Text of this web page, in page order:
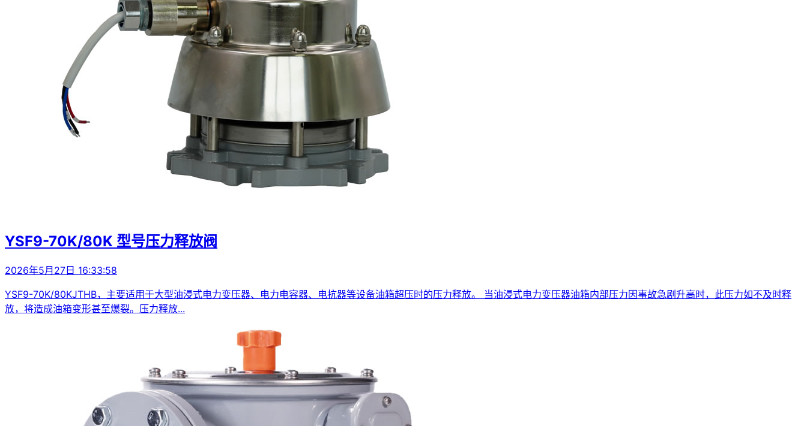
YSF9-70K/80K 型号压力释放阀
2026年5月27日 16:33:58
YSF9-70K/80KJTHB，主要适用于大型油浸式电力变压器、电力电容器、电抗器等设备油箱超压时的压力释放。 当油浸式电力变压器油箱内部压力因事故急剧升高时，此压力如不及时释
放，将造成油箱变形甚至爆裂。压力释放...